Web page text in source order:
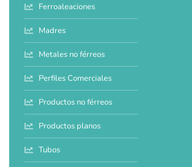
Ferroaleaciones
Madres
Metales no férreos
Perfiles Comerciales
Productos no férreos
Productos planos
Tubos